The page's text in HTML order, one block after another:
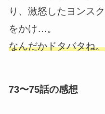
り、激怒したヨンス
をかけ…。
なんだかドタバタね。
73〜75話の感想